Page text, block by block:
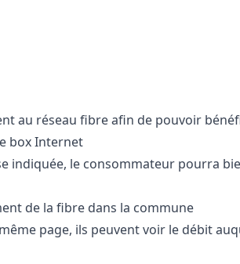
au réseau fibre afin de pouvoir
box Internet
indiquée, le consommateur pourra
de la fibre dans la commune
page, ils peuvent voir le débit